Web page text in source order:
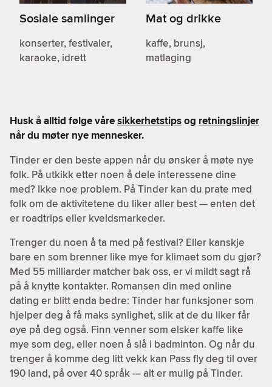
Sosiale samlinger
konserter, festivaler,
karaoke, idrett
Mat og drikke
kaffe, brunsj,
matlaging
Husk å alltid følge våresikkerhetstipsog retningslinjer
når du møter nye mennesker.
Tinder er den beste appen når du ønsker å møte nye
folk. På utkikk etter noen å dele interessene dine
med? Ikke noe problem. På Tinder kan du prate med
folk om de aktivitetene du liker aller best — enten det
er roadtrips eller kveldsmarkeder.
Trenger du noen å ta med på festival? Eller kanskje
bare en som brenner like mye for klimaet som du gjør?
Med 55 milliarder matcher bak oss, er vi mildt sagt rå
på å knytte kontakter. Romansen din med online
dating er blitt enda bedre: Tinder har funksjoner som
hjelper deg å få maks synlighet, slik at de du liker får
øye på deg også. Finn venner som elsker kaffe like
mye som deg, eller noen å slå i badminton. Og når du
trenger å komme deg litt vekk kan Pass fly deg til over
190 land, på over 40 språk — alt er mulig på Tinder.